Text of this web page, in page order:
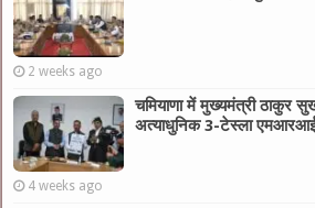
2 weeks ago
चमियाणा में मुख्यमंत्री ठाकुर
अत्याधुनिक 3-टेस्ला एमआरआई
4 weeks ago